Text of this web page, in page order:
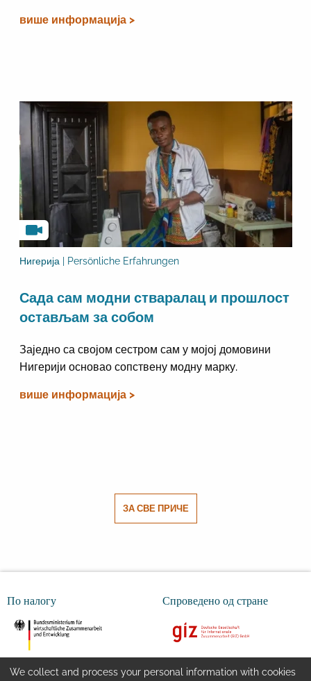
више информација >
Нигерија | Persönliche Erfahrungen
Сада сам модни стваралац и прошлост
остављам за собом
Заједно са својом сестром сам у мојој домовини
Нигерији основао сопствену модну марку.
више информација >
ЗА СВЕ ПРИЧЕ
По налогу Спроведено од стране
We collect and process your personal information with cookies